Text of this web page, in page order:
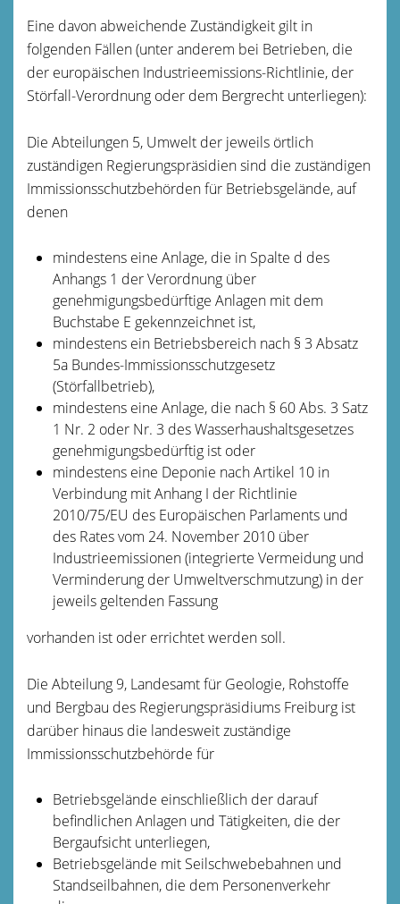
Eine davon abweichende Zuständigkeit gilt in
folgenden Fällen (unter anderem bei Betrieben, die
der europäischen Industrieemissions-Richtlinie, der
Störfall-Verordnung oder dem Bergrecht unterliegen):
Die Abteilungen 5, Umwelt der jeweils örtlich
zuständigen Regierungspräsidien sind die zuständigen
Immissionsschutzbehörden für Betriebsgelände, auf
denen
mindestens eine Anlage, die in Spalte d des
Anhangs 1 der Verordnung über
genehmigungsbedürftige Anlagen mit dem
Buchstabe E gekennzeichnet ist,
mindestens ein Betriebsbereich nach § 3 Absatz
5a Bundes-Immissionsschutzgesetz
(Störfallbetrieb),
mindestens eine Anlage, die nach § 60 Abs. 3 Satz
1 Nr. 2 oder Nr. 3 des Wasserhaushaltsgesetzes
genehmigungsbedürftig ist oder
mindestens eine Deponie nach Artikel 10 in
Verbindung mit Anhang I der Richtlinie
2010/75/EU des Europäischen Parlaments und
des Rates vom 24. November 2010 über
Industrieemissionen (integrierte Vermeidung und
Verminderung der Umweltverschmutzung) in der
jeweils geltenden Fassung
vorhanden ist oder errichtet werden soll.
Die Abteilung 9, Landesamt für Geologie, Rohstoffe
und Bergbau des Regierungspräsidiums Freiburg ist
darüber hinaus die landesweit zuständige
Immissionsschutzbehörde für
Betriebsgelände einschließlich der darauf
befindlichen Anlagen und Tätigkeiten, die der
Bergaufsicht unterliegen,
Betriebsgelände mit Seilschwebebahnen und
Standseilbahnen, die dem Personenverkehr